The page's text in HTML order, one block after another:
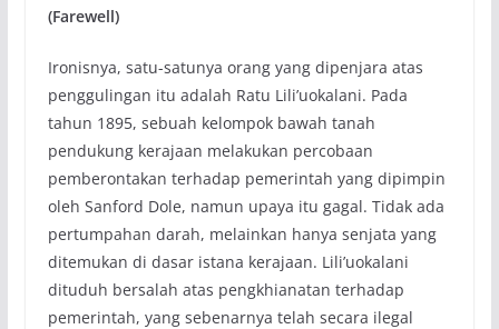
(Farewell)
Ironisnya, satu-satunya orang yang dipenjara atas
penggulingan itu adalah Ratu Lili’uokalani. Pada
tahun 1895, sebuah kelompok bawah tanah
pendukung kerajaan melakukan percobaan
pemberontakan terhadap pemerintah yang dipimpin
oleh Sanford Dole, namun upaya itu gagal. Tidak ada
pertumpahan darah, melainkan hanya senjata yang
ditemukan di dasar istana kerajaan. Lili’uokalani
dituduh bersalah atas pengkhianatan terhadap
pemerintah, yang sebenarnya telah secara ilegal